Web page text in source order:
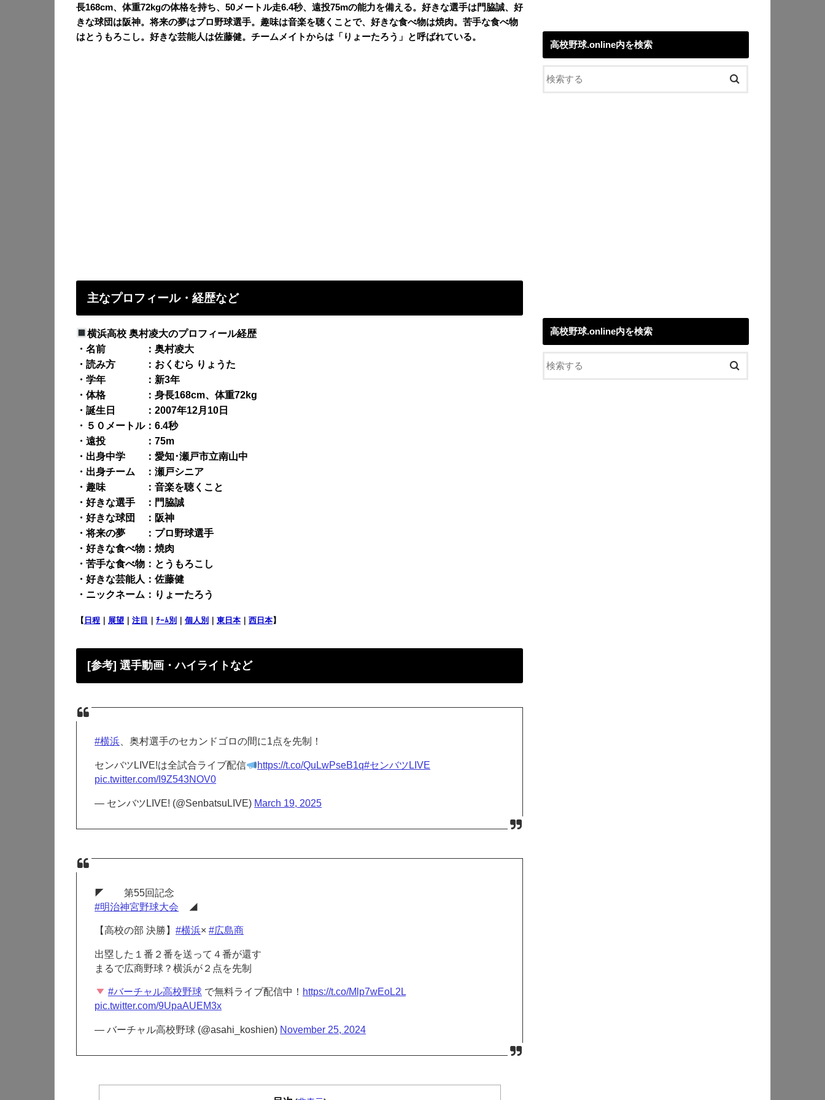
長168cm、体重72kgの体格を持ち、50メートル走6.4秒、遠投75mの能力を備える。好きな選手は門脇誠、好
きな球団は阪神。将来の夢はプロ野球選手。趣味は音楽を聴くことで、好きな食べ物は焼肉。苦手な食べ物
はとうもろこし。好きな芸能人は佐藤健。チームメイトからは「りょーたろう」と呼ばれている。
主なプロフィール・経歴など
横浜高校 奥村凌大のプロフィール経歴
・名前 ：奥村凌大
・読み方 ：おくむら りょうた
・学年 ：新3年
・体格 ：身長168cm、体重72kg
・誕生日 ：2007年12月10日
・５０メートル：6.4秒
・遠投 ：75m
・出身中学 ：愛知･瀬戸市立南山中
・出身チーム ：瀬戸シニア
・趣味 ：音楽を聴くこと
・好きな選手 ：門脇誠
・好きな球団 ：阪神
・将来の夢 ：プロ野球選手
・好きな食べ物：焼肉
・苦手な食べ物：とうもろこし
・好きな芸能人：佐藤健
・ニックネーム：りょーたろう
【 日程 展望 注目 ﾁｰﾑ別 個人別 東日本 西日本】
[参考] 選手動画・ハイライトなど
#横浜、奥村選手のセカンドゴロの間に1点を先制！
センバツLIVE!は全試合ライブ配信 https://t.co/QuLwPseB1q#センバツLIVE
pic.twitter.com/I9Z543NOV0
— センバツLIVE! (@SenbatsuLIVE) March 19, 2025
◤ 第55回記念
#明治神宮野球大会 ◢
【高校の部 決勝】#横浜×#広島商
出塁した１番２番を送って４番が還す
まるで広商野球？横浜が２点を先制
#バーチャル高校野球で無料ライブ配信中！ https://t.co/Mlp7wEoL2L
pic.twitter.com/9UpaAUEM3x
— バーチャル高校野球 (@asahi_koshien) November 25, 2024
高校野球.online内を検索
高校野球.online内を検索